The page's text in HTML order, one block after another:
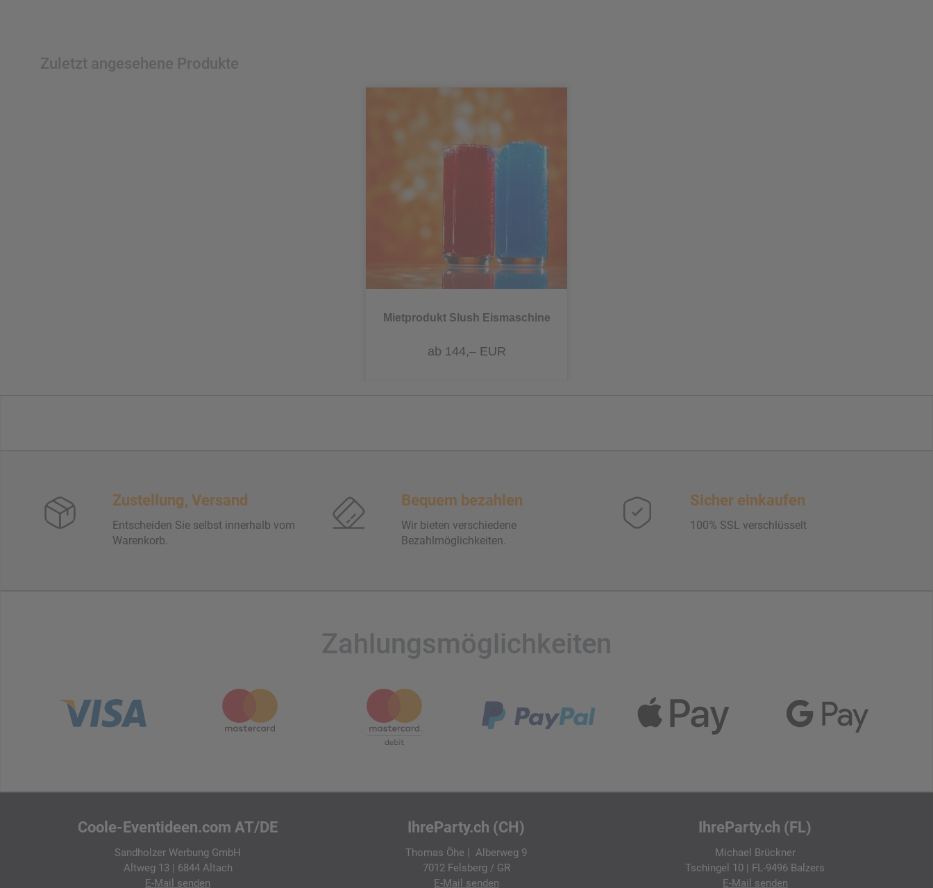
Zuletzt angesehene Produkte
Mietprodukt Slush Eismaschine
ab 144,– EUR
Zustellung, Versand
Entscheiden Sie selbst innerhalb vom
Warenkorb.
Bequem bezahlen
Wir bieten verschiedene
Bezahlmöglichkeiten.
Sicher einkaufen
100% SSL verschlüsselt
Zahlungsmöglichkeiten
Coole-Eventideen.com AT/DE
Sandholzer Werbung GmbH
Altweg 13 | 6844 Altach
E-Mail senden
IhreParty.ch (CH)
Thomas Öhe | Alberweg 9
7012 Felsberg / GR
E-Mail senden
IhreParty.ch (FL)
Michael Brückner
Tschingel 10 | FL-9496 Balzers
E-Mail senden